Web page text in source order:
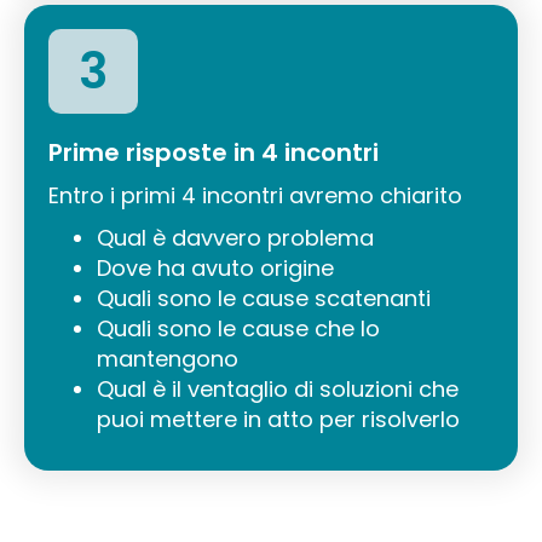
3
Prime risposte in 4 incontri
Entro i primi 4 incontri avremo chiarito
Qual è davvero problema
Dove ha avuto origine
Quali sono le cause scatenanti
Quali sono le cause che lo
mantengono
Qual è il ventaglio di soluzioni che
puoi mettere in atto per risolverlo